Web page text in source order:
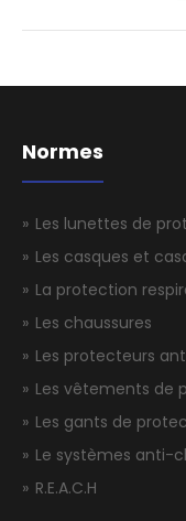
Normes
Les lunettes de
Les casques et
La protection
Les chaussures
Les protecteurs
Les vêtements de
Les gants de
Le systèmes anti-
R.E.A.C.H